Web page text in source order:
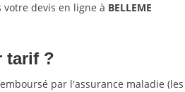
votre devis en ligne à BELLEME
tarif ?
par l'assurance maladie (les